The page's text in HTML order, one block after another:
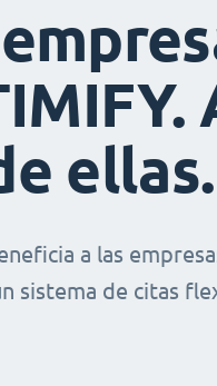
ellas.
a las
sistema de citas